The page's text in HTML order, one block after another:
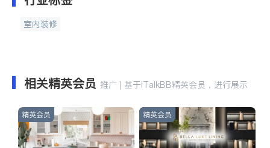
室内装修
相关精英会员 推广 | 基于iTalkBB精英会员，进行展示
精英会员 精英会员